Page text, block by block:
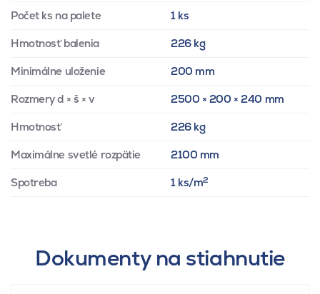
Počet ks na palete 1 ks
Hmotnosť balenia 226 kg
Minimálne uloženie 200 mm
Rozmery d × š × v 2500 × 200 × 240 mm
Hmotnosť 226 kg
Maximálne svetlé rozpätie 2100 mm
Spotreba 1 ks/m2
Dokumenty na stiahnutie